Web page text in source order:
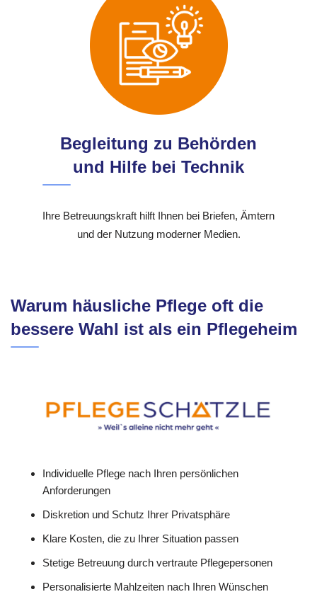
Begleitung zu Behörden
und Hilfe bei Technik
Ihre Betreuungskraft hilft Ihnen bei Briefen, Ämtern
und der Nutzung moderner Medien.
Warum häusliche Pflege oft die
bessere Wahl ist als ein Pflegeheim
Individuelle Pflege nach Ihren persönlichen
Anforderungen
Diskretion und Schutz Ihrer Privatsphäre
Klare Kosten, die zu Ihrer Situation passen
Stetige Betreuung durch vertraute Pflegepersonen
Personalisierte Mahlzeiten nach Ihren Wünschen